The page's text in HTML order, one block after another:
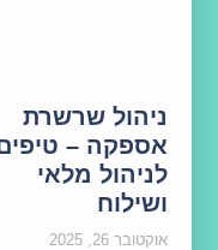
ניהול שרשרת
אספקה –
לניהול מלאי
ושילוח
אוקטובר 26, 2025